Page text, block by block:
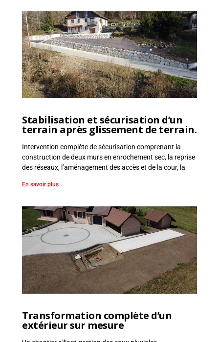
r
a
s
s
e
m
e
n
E
n
r
o
m
e
n
,
V
R
D
Stabilisation et sécurisation d’un
terrain après glissement de terrain.
Intervention complète de sécurisation comprenant la
construction de deux murs en enrochement sec, la reprise
des réseaux, l’aménagement des accès et de la cour, la
En savoir plus
Transformation complète d’un
extérieur sur mesure